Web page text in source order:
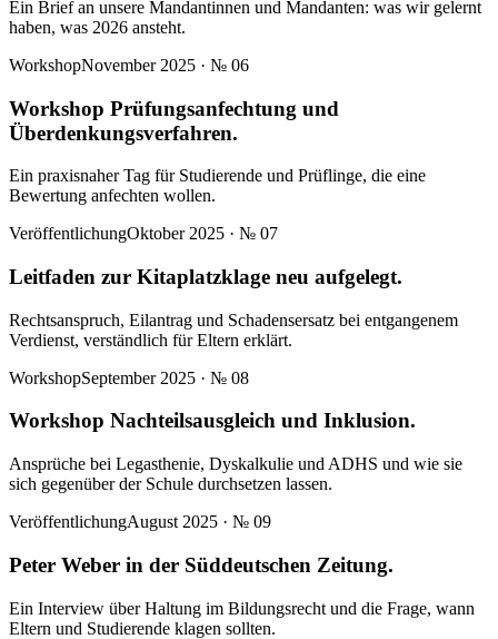
Ein Brief an unsere Mandantinnen und Mandanten: was wir gelernt
haben, was 2026 ansteht.
WorkshopNovember 2025 · № 06
Workshop Prüfungsanfechtung und
Überdenkungsverfahren.
Ein praxisnaher Tag für Studierende und Prüflinge, die eine
Bewertung anfechten wollen.
VeröffentlichungOktober 2025 · № 07
Leitfaden zur Kitaplatzklage neu aufgelegt.
Rechtsanspruch, Eilantrag und Schadensersatz bei entgangenem
Verdienst, verständlich für Eltern erklärt.
WorkshopSeptember 2025 · № 08
Workshop Nachteilsausgleich und Inklusion.
Ansprüche bei Legasthenie, Dyskalkulie und ADHS und wie sie
sich gegenüber der Schule durchsetzen lassen.
VeröffentlichungAugust 2025 · № 09
Peter Weber in der Süddeutschen Zeitung.
Ein Interview über Haltung im Bildungsrecht und die Frage, wann
Eltern und Studierende klagen sollten.